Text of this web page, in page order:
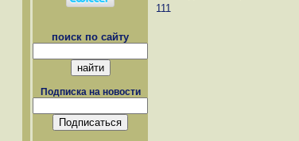
поиск по сайту
Подписка на новости
111